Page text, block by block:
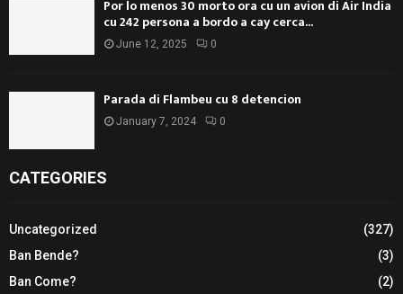
Por lo menos 30 morto ora cu un avion di Air India
cu 242 persona a bordo a cay cerca...
June 12, 2025 0
Parada di Flambeu cu 8 detencion
January 7, 2024 0
CATEGORIES
Uncategorized
(327)
Ban Bende?
(3)
Ban Come?
(2)